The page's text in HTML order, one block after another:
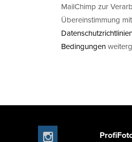
MailChimp zur
Übereinstimmung
Bedingungen